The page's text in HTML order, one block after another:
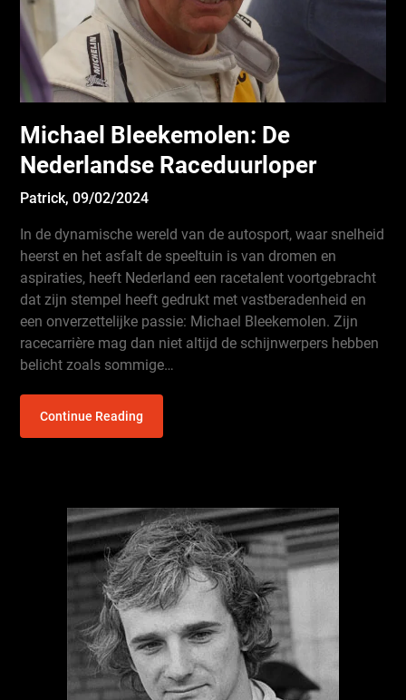
Michael Bleekemolen: De
Nederlandse Raceduurloper
Patrick,09/02/2024
In de dynamische wereld van de autosport, waar snelheid
heerst en het asfalt de speeltuin is van dromen en
aspiraties, heeft Nederland een racetalent voortgebracht
dat zijn stempel heeft gedrukt met vastberadenheid en
een onverzettelijke passie: Michael Bleekemolen. Zijn
racecarrière mag dan niet altijd de schijnwerpers hebben
belicht zoals sommige…
Continue Reading